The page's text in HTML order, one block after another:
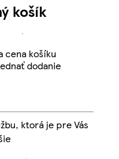
košík
Aktuálna cena košíku
cena košíku
dodanie
ktorá je pre Vás